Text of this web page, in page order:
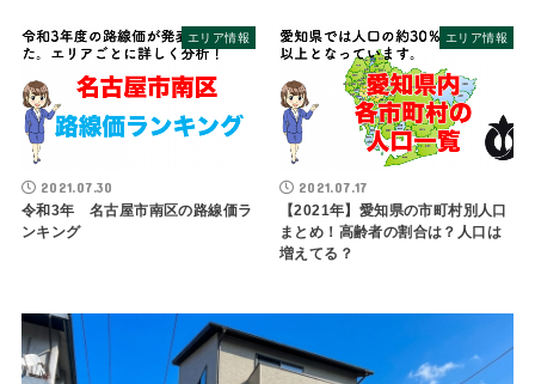
エリア情報
2021.07.30
令和3年 名古屋市南区の路線価ラ
ンキング
エリア情報
2021.07.17
【2021年】愛知県の市町村別人口
まとめ！高齢者の割合は？人口は
増えてる？